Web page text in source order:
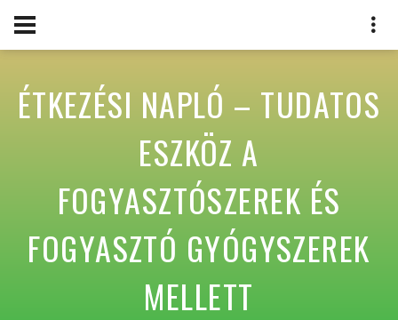
ÉTKEZÉSI NAPLÓ – TUDATOS
ESZKÖZ A
FOGYASZTÓSZEREK ÉS
FOGYASZTÓ GYÓGYSZEREK
MELLETT